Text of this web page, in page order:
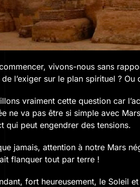
vivons-nous sans
l’exiger sur le plan spirituel ?
vraiment cette question car
ne va pas être si simple avec
qui peut engendrer des tensions.
jamais, attention à notre Mars
flanquer tout par terre !
fort heureusement, le Soleil